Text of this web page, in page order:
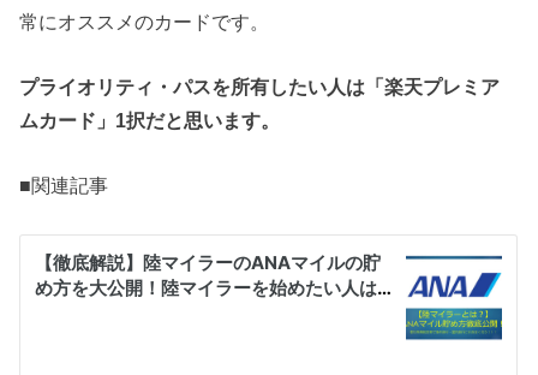
常にオススメのカードです。
プライオリティ・パスを所有したい人は「楽天プレミア
ムカード」1択だと思います。
■関連記事